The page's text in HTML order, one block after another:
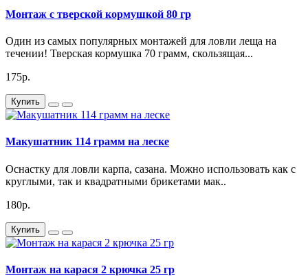
Монтаж с тверской кормушкой 80 гр
Один из самых популярных монтажей для ловли леща на
течении! Тверская кормушка 70 грамм, скользящая...
175р.
Купить
Макушатник 114 грамм на леске
Оснастку для ловли карпа, сазана. Можно использовать как с
круглыми, так и квадратными брикетами мак..
180р.
Купить
Монтаж на карася 2 крючка 25 гр